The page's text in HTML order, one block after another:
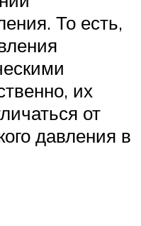
То есть,
их
от
давления в